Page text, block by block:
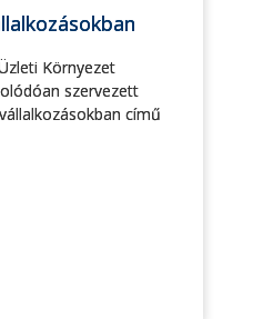
Környezet
szervezett
című